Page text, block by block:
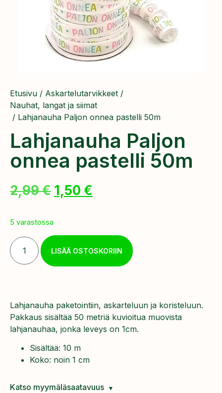
Etusivu / Askartelutarvikkeet /
Nauhat, langat ja siimat
/ Lahjanauha Paljon onnea pastelli 50m
Lahjanauha Paljon
onnea pastelli 50m
2,99€ 1,50 €
5 varastossa
LISÄÄ OSTOSKORIIN
Lahjanauha paketointiin, askarteluun ja koristeluun.
Pakkaus sisältää 50 metriä kuvioitua muovista
lahjanauhaa, jonka leveys on 1cm.
Sisältää: 10 m
Koko: noin 1 cm
Katso myymäläsaatavuus